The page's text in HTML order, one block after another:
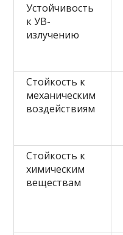
Устойчивость
к УВ-
излучению
Стойкость к
механическим
воздействиям
Стойкость к
химическим
веществам